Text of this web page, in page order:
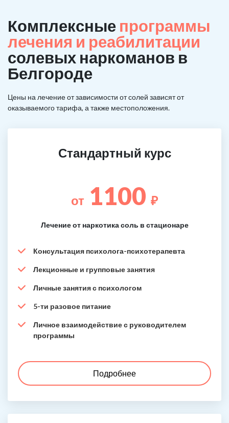
Комплексные программы
лечения и реабилитации
солевых наркоманов в
Белгороде
Цены на лечение от зависимости от солей зависят от
оказываемого тарифа, а также местоположения.
Стандартный курс
от 1100 ₽
Лечение от наркотика соль в стационаре
Консультация психолога-психотерапевта
Лекционные и групповые занятия
Личные занятия с психологом
5-ти разовое питание
Личное взаимодействие с руководителем
программы
Подробнее